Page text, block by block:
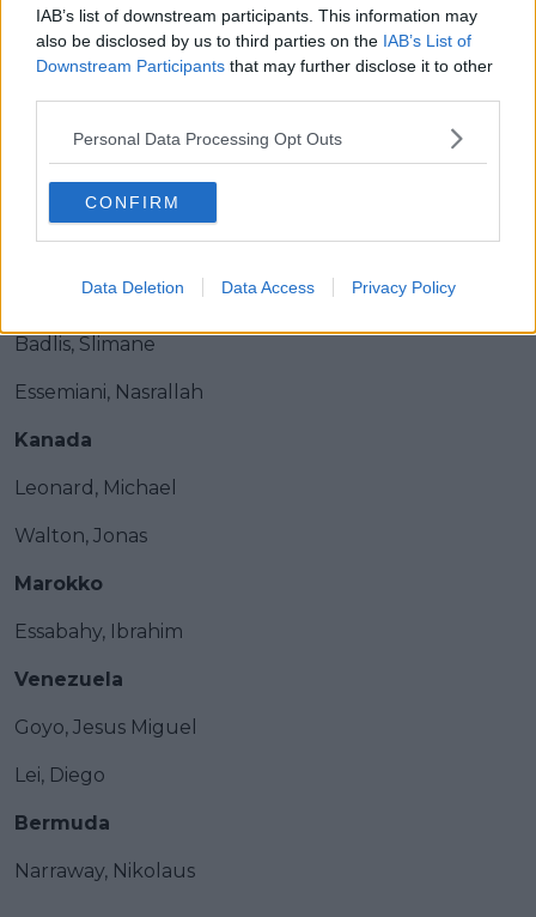
IAB’s list of downstream participants. This information may
also be disclosed by us to third parties on the IAB’s List of
Downstream Participants that may further disclose it to other
Personal Data Processing Opt Outs
CONFIRM
Data Deletion Data Access Privacy Policy
Ruiz, Jeferson
Argentinien
Kalejmann, Mateo
Gajdulewicz, Mateusz
Gieryk, Kacper
Algerien
Badlis, Slimane
Essemiani, Nasrallah
Kanada
Leonard, Michael
Walton, Jonas
Marokko
Essabahy, Ibrahim
Venezuela
Goyo, Jesus Miguel
Lei, Diego
Bermuda
Narraway, Nikolaus